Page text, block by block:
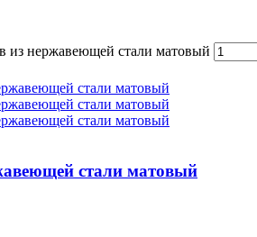
из нержавеющей стали матовый
стали матовый